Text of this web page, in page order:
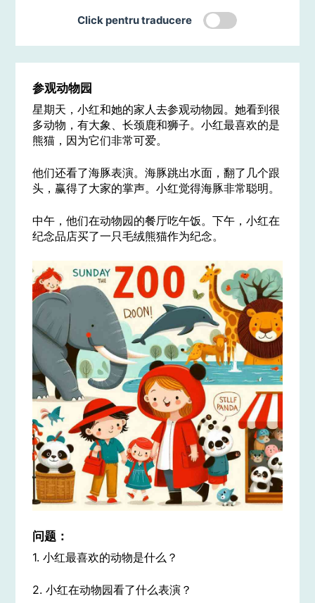
Click pentru traducere
参观动物园
星期天，小红和她的家人去参观动物园。她看到很
多动物，有大象、长颈鹿和狮子。小红最喜欢的是
熊猫，因为它们非常可爱。
他们还看了海豚表演。海豚跳出水面，翻了几个跟
头，赢得了大家的掌声。小红觉得海豚非常聪明。
中午，他们在动物园的餐厅吃午饭。下午，小红在
纪念品店买了一只毛绒熊猫作为纪念。
问题：
1. 小红最喜欢的动物是什么？
2. 小红在动物园看了什么表演？